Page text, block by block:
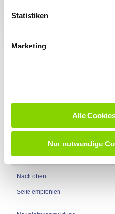
Statistiken
Marketing
Alle
Nur notwendige
angenehm erfrischend. Das
ganz von selbst. Unglaublich,
Anschließend fühlten wir uns alle
und Alex – für den perfekten
Nach oben
Seite empfehlen